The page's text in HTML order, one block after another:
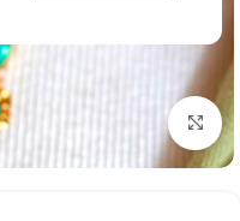
برای بزرگنمایی کلیک کنید